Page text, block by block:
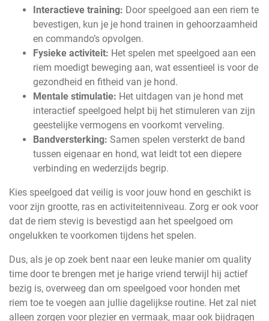
Interactieve training: Door speelgoed aan een riem te
bevestigen, kun je je hond trainen in gehoorzaamheid
en commando’s opvolgen.
Fysieke activiteit: Het spelen met speelgoed aan een
riem moedigt beweging aan, wat essentieel is voor de
gezondheid en fitheid van je hond.
Mentale stimulatie: Het uitdagen van je hond met
interactief speelgoed helpt bij het stimuleren van zijn
geestelijke vermogens en voorkomt verveling.
Bandversterking: Samen spelen versterkt de band
tussen eigenaar en hond, wat leidt tot een diepere
verbinding en wederzijds begrip.
Kies speelgoed dat veilig is voor jouw hond en geschikt is
voor zijn grootte, ras en activiteitenniveau. Zorg er ook voor
dat de riem stevig is bevestigd aan het speelgoed om
ongelukken te voorkomen tijdens het spelen.
Dus, als je op zoek bent naar een leuke manier om quality
time door te brengen met je harige vriend terwijl hij actief
bezig is, overweeg dan om speelgoed voor honden met
riem toe te voegen aan jullie dagelijkse routine. Het zal niet
alleen zorgen voor plezier en vermaak, maar ook bijdragen